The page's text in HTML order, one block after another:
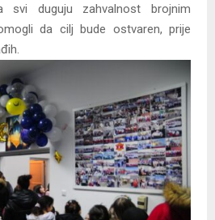
duguju zahvalnost brojnim
da cilj bude ostvaren, prije